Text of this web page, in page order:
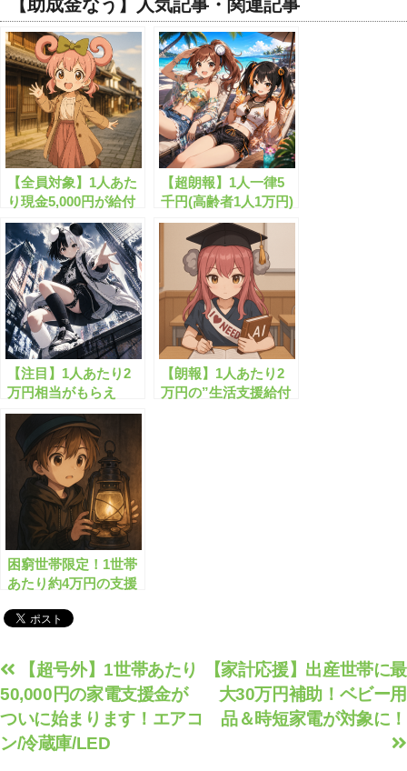
【助成金なう】人気記事・関連記事
【全員対象】1人あた
り現金5,000円が給付
されます！高齢者は
5,000円加算
【超朗報】1人一律5
千円(高齢者1人1万円)
の現金給付が始まりま
す！
【注目】1人あたり2
万円相当がもらえ
る”生活支援金”と
は？
【朗報】1人あたり2
万円の”生活支援給付
困窮世帯限定！1世帯
あたり約4万円の支援
投
稿
ナ
ビ
【家計応援】出産世帯に最
大30万円補助！ベビー用
品＆時短家電が対象に！
【超号外】1世帯あたり
50,000円の家電支援金が
ついに始まります！エアコ
ン/冷蔵庫/LED